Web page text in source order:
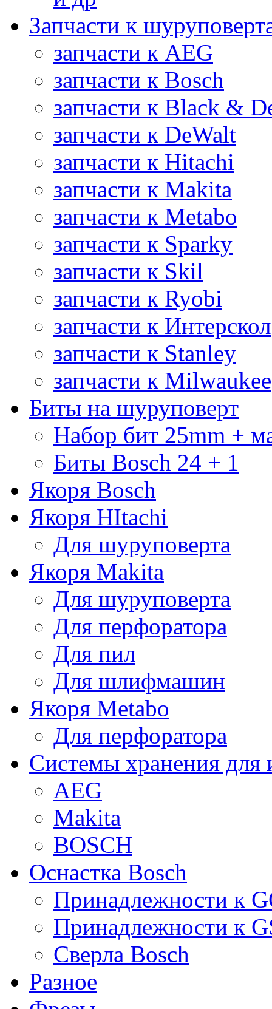
Запчасти к
запчасти к AEG
запчасти к Bosch
запчасти к Black &
запчасти к DeWalt
запчасти к Hitachi
запчасти к Makita
запчасти к Metabo
запчасти к Sparky
запчасти к Skil
запчасти к Ryobi
запчасти к Интерскол
запчасти к Stanley
запчасти к Milwaukee
Биты на шуруповерт
Набор бит 25mm +
Биты Bosch 24 + 1
Якоря Bosch
Якоря HItachi
Для шуруповерта
Якоря Makita
Для шуруповерта
Для перфоратора
Для пил
Для шлифмашин
Якоря Metabo
Для перфоратора
Системы хранения для
AEG
Makita
BOSCH
Оснастка Bosch
Принадлежности к
Принадлежности к
Сверла Bosch
Разное